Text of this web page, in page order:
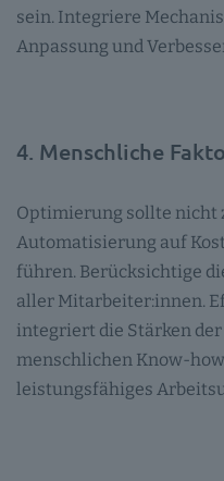
sein. Integriere
Anpassung und
4. Menschliche
Optimierung sollte nicht
Automatisierung auf
führen. Berücksichtige
aller Mitarbeiter:innen.
integriert die Stärken
menschlichen Know-
leistungsfähiges